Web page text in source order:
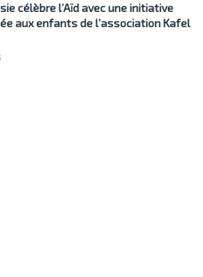
célèbre l’Aïd avec une initiative
aux enfants de l’association Kafel